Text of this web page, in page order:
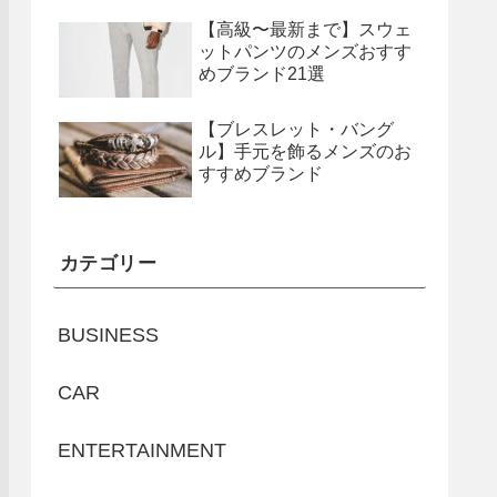
【高級〜最新まで】スウェ
ットパンツのメンズおすす
めブランド21選
【ブレスレット・バング
ル】手元を飾るメンズのお
すすめブランド
カテゴリー
BUSINESS
CAR
ENTERTAINMENT